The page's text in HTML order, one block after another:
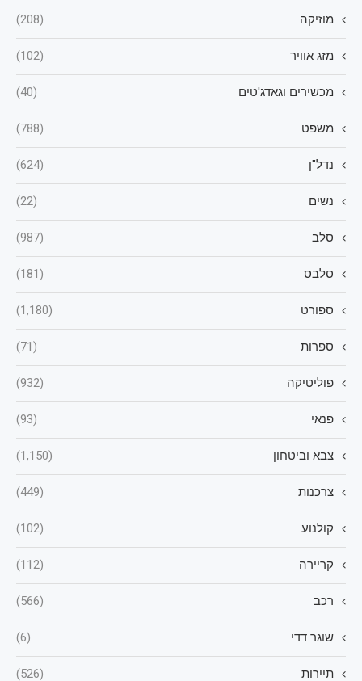
מוזיקה (208)
מזג אוויר (102)
מכשירים וגאדג'טים (40)
משפט (788)
נדל"ן (624)
נשים (22)
סלב (987)
סלבס (181)
ספורט (1,180)
ספרות (71)
פוליטיקה (932)
פנאי (93)
צבא וביטחון (1,150)
צרכנות (449)
קולנוע (102)
קריירה (112)
רכב (566)
שוגר דדי (6)
תיירות (526)